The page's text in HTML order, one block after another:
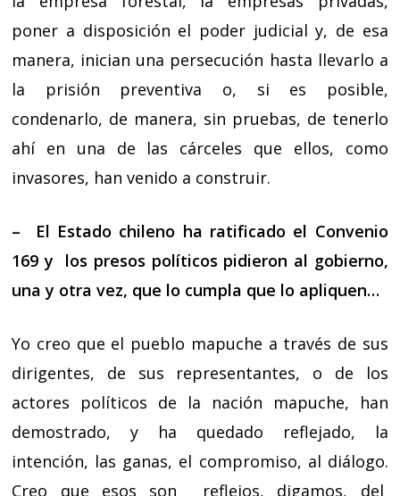
poner a disposición el poder judicial y, de esa
manera, inician una persecución hasta llevarlo a
la prisión preventiva o, si es posible,
condenarlo, de manera, sin pruebas, de tenerlo
ahí en una de las cárceles que ellos, como
invasores, han venido a construir.
– El Estado chileno ha ratificado el Convenio
169 y los presos políticos pidieron al gobierno,
una y otra vez, que lo cumpla que lo apliquen…
Yo creo que el pueblo mapuche a través de sus
dirigentes, de sus representantes, o de los
actores políticos de la nación mapuche, han
demostrado, y ha quedado reflejado, la
intención, las ganas, el compromiso, al diálogo.
Creo que esos son reflejos, digamos, del